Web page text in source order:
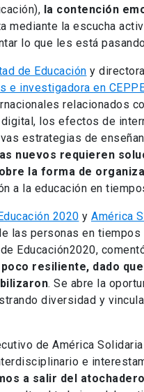
la contención
mediante la escucha
lo que les está
de Educación y
e investigadora en
relacionados
los efectos de
estrategias de
nuevos requieren
la forma de
a la educación en
2020 y América
las personas en tiempos
Educación2020,
resiliente, dado
. Se abre la
diversidad y
de América
e
a salir del